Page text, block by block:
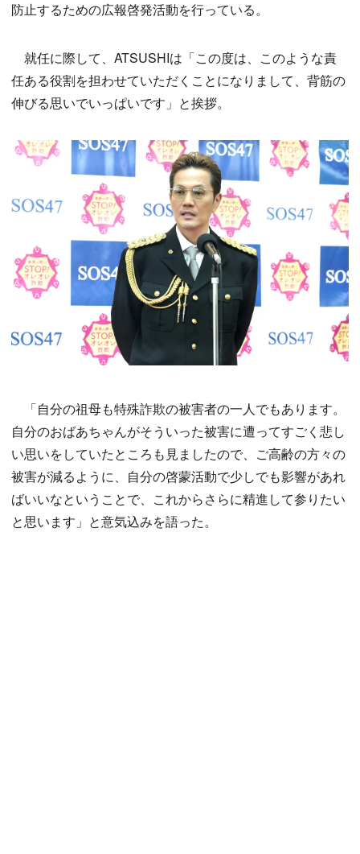
防止するための広報啓発活動を行っている。
就任に際して、ATSUSHIは「この度は、このような責
任ある役割を担わせていただくことになりまして、背筋の
伸びる思いでいっぱいです」と挨拶。
「自分の祖母も特殊詐欺の被害者の一人でもあります。
自分のおばあちゃんがそういった被害に遭ってすごく悲し
い思いをしていたところも見ましたので、ご高齢の方々の
被害が減るように、自分の啓蒙活動で少しでも影響があれ
ばいいなということで、これからさらに精進して参りたい
と思います」と意気込みを語った。